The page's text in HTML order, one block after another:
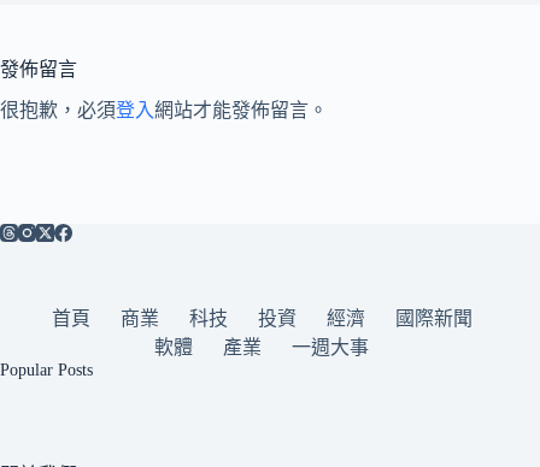
發佈留言
很抱歉，必須登入網站才能發佈留言。
首頁 商業 科技 投資 經濟
國際新聞
軟體
產業 一週大事
Popular Posts